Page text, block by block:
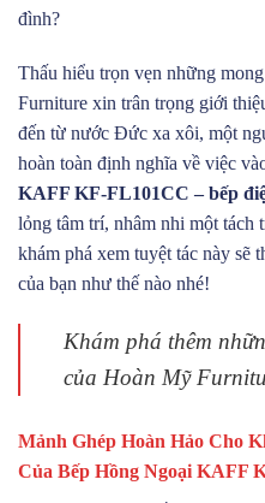
đình?
Thấu hiểu trọn vẹn những
Furniture xin trân trọng giới
đến từ nước Đức xa xôi, một
hoàn toàn định nghĩa về việc
KAFF KF-FL101CC – bếp
lỏng tâm trí, nhâm nhi một tách
khám phá xem tuyệt tác này sẽ
của bạn như thế nào nhé!
Khám phá thêm
của Hoàn Mỹ
Mảnh Ghép Hoàn Hảo Cho
Của Bếp Hồng Ngoại KAFF